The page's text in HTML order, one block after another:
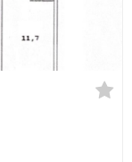
112300 ₽/м²